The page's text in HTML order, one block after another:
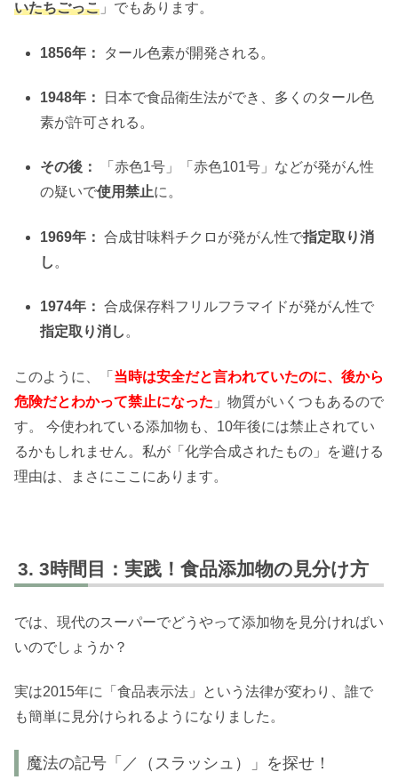
いたちごっこ 」でもあります。
1856年： タール色素が開発される。
1948年：
日本で食品衛生法ができ、多くのタール色
素が許可される。
その後：
「赤色1号」「赤色101号」などが発がん性
の疑いで使用禁止に。
1969年： 合成甘味料チクロが発がん性で指定取り消
し 。
1974年： 合成保存料フリルフラマイドが発がん性で
指定取り消し 。
このように、「 当時は安全だと言われていたのに、後から
危険だとわかって禁止になった 」物質がいくつもあるので
す。 今使われている添加物も、10年後には禁止されてい
るかもしれません。私が「化学合成されたもの」を避ける
理由は、まさにここにあります。
3時間目：実践！食品添加物の見分け方
では、現代のスーパーでどうやって添加物を見分ければい
いのでしょうか？
実は2015年に「食品表示法」という法律が変わり、誰で
も簡単に見分けられるようになりました。
魔法の記号「／（スラッシュ）」を探せ！